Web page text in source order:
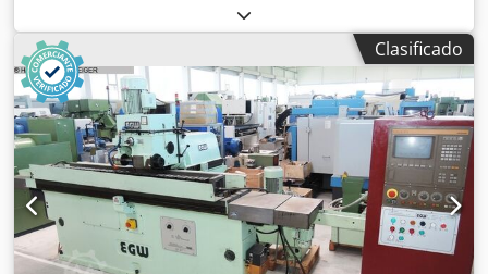
máx.: 10 Dimensiones de la mesa incl. canaleta de agua:
460 x 2.100 mm Superficie de sujeción de la mesa: 250 x
1.850 mm Ancho máximo de la fresa: 100 mm Avance del
carro de fresado, infinitamente variable: 0 - 500 mm/min
Avance rápido: 3.000 mm/min Cabezal de fresado
basculante: ±30° Rango de revoluciones del husillo de
fresado, en 9 pasos: 29 - 178 rpm Cabezal de fresado
inclinable a ambos lados para dentado helicoidal: 30°
Potencia total requerida: 4 kW Dsdoy Ayrrepfx Ahmock
Peso de la máquina aprox.: 4 t Dimensiones aproximadas:
4 x 1,85 x 1,85 m Equipamiento/Accesorios: - 7 mordazas -
Ruedas intercambiables - Medios de sujeción -
Clasificado